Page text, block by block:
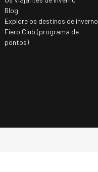
Blog
Explore os destinos de inverno
Fiero Club (programa de
pontos)